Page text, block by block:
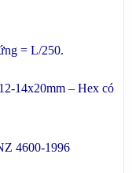
= L/250.
14x20mm – Hex có
4600-1996